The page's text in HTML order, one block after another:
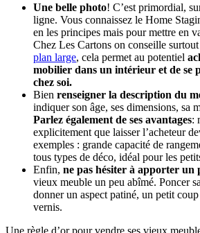
Une belle photo! C’est primordial,
ligne. Vous connaissez le Home
en les principes mais pour mettre en
Chez Les Cartons on conseille
plan large, cela permet au potentiel
mobilier dans un intérieur et de se
chez soi.
Bien renseigner la description du
indiquer son âge, ses dimensions, sa
Parlez également de ses avantages:
explicitement que laisser l’acheteur
exemples : grande capacité de
tous types de déco, idéal pour les
Enfin, ne pas hésiter à apporter un
vieux meuble un peu abîmé. Poncer
donner un aspect patiné, un petit
vernis.
Une règle d’or pour vendre ses vieux